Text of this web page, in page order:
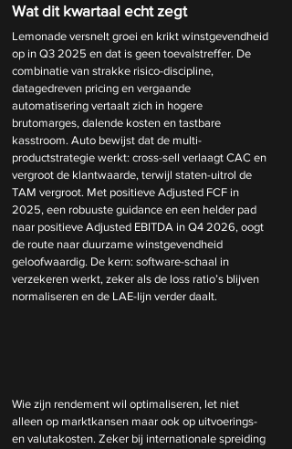
Wat dit kwartaal echt zegt
Lemonade versnelt groei en krikt winstgevendheid
op in Q3 2025 en dat is geen toevalstreffer. De
combinatie van strakke risico-discipline,
datagedreven pricing en vergaande
automatisering vertaalt zich in hogere
brutomarges, dalende kosten en tastbare
kasstroom. Auto bewijst dat de multi-
productstrategie werkt: cross-sell verlaagt CAC en
vergroot de klantwaarde, terwijl staten-uitrol de
TAM vergroot. Met positieve Adjusted FCF in
2025, een robuuste guidance en een helder pad
naar positieve Adjusted EBITDA in Q4 2026, oogt
de route naar duurzame winstgevendheid
geloofwaardig. De kern: software-schaal in
verzekeren werkt, zeker als de loss ratio’s blijven
normaliseren en de LAE-lijn verder daalt.
Wie zijn rendement wil optimaliseren, let niet
alleen op marktkansen maar ook op uitvoerings-
en valutakosten. Zeker bij internationale spreiding